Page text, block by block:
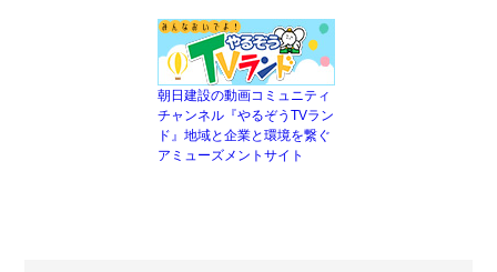
朝日建設の動画コミュニティ
チャンネル『やるぞうTVラン
ド』地域と企業と環境を繋ぐ
アミューズメントサイト